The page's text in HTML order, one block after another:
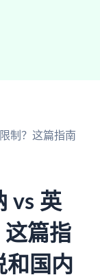
制？这篇指南
vs 英
这篇指
国内